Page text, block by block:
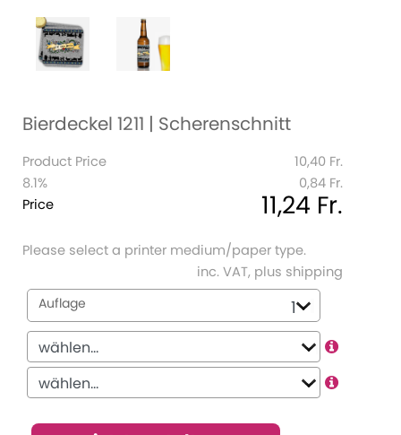
Bierdeckel 1211 | Scherenschnitt
Product Price
10,40 Fr.
8.1%
0,84 Fr.
Price
11,24 Fr.
Please select a printer medium/paper type.
inc. VAT, plus shipping
Auflage